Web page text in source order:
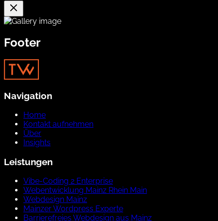
Footer
Navigation
Home
Kontakt aufnehmen
Über
Insights
Leistungen
Vibe-Coding 2 Enterprise
Webentwicklung Mainz Rhein Main
Webdesign Mainz
Mainzer Wordpress Experte
Barrierefreies Webdesign aus Mainz